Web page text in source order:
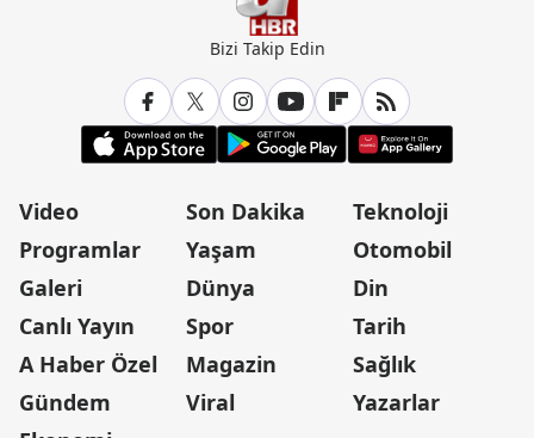
Bizi Takip Edin
Video
Programlar
Galeri
Canlı Yayın
A Haber Özel
Gündem
Son Dakika
Yaşam
Dünya
Spor
Magazin
Viral
Teknoloji
Otomobil
Din
Tarih
Sağlık
Yazarlar